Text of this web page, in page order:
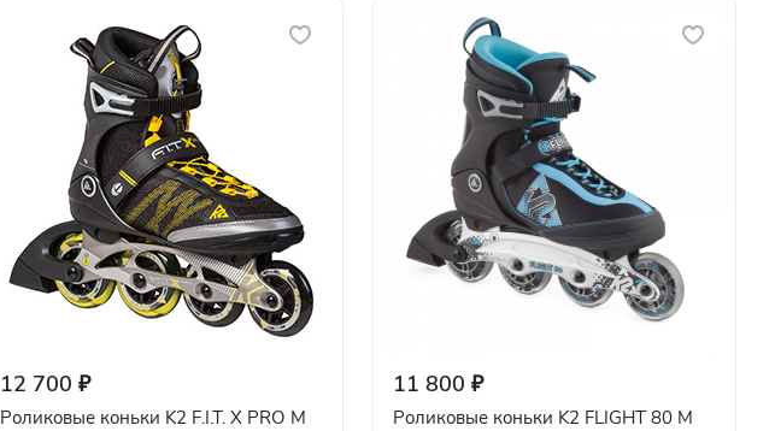
12 700 ₽
Роликовые коньки K2 F.I.T. X PRO M
11 800 ₽
Роликовые коньки K2 FLIGHT 80 M